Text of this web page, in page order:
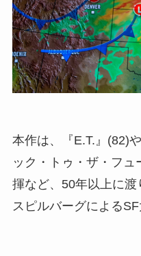
本作は、『E.T.』(82)
ック・トゥ・ザ・フ
揮など、50年以上に
スピルバーグによるSF